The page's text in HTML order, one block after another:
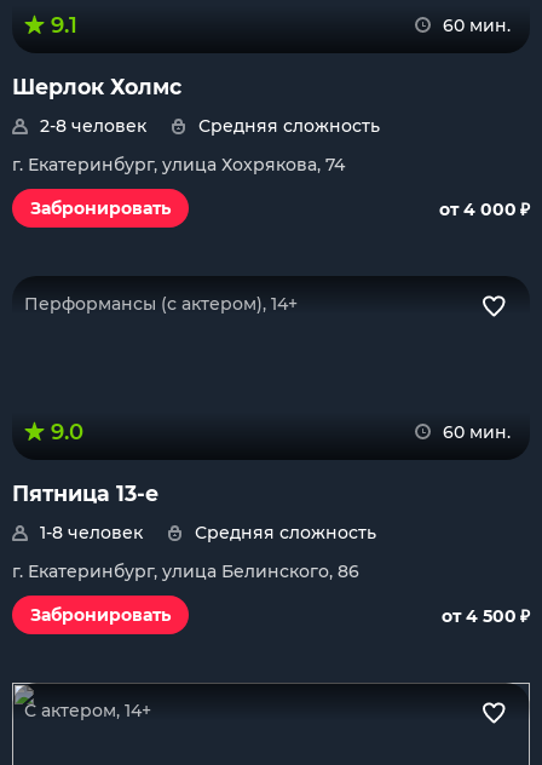
9.1 60 мин.
Шерлок Холмс
2-8 человек
Средняя сложность
г. Екатеринбург, улица Хохрякова, 74
Забронировать
от 4 000 ₽
Перформансы (с актером), 14+
9.0 60 мин.
Пятница 13-е
1-8 человек
Средняя сложность
г. Екатеринбург, улица Белинского, 86
Забронировать
от 4 500 ₽
С актером, 14+